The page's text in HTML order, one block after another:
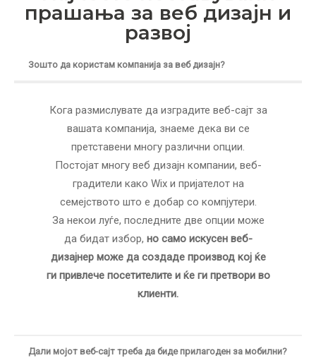
прашања за веб дизајн и
развој
Зошто да користам компанија за веб дизајн?
Кога размислувате да изградите веб-сајт за
вашата компанија, знаеме дека ви се
претставени многу различни опции.
Постојат многу веб дизајн компании, веб-
градители како Wix и пријателот на
семејството што е добар со компјутери.
За некои луѓе, последните две опции може
да бидат избор, но само искусен веб-
дизајнер може да создаде производ кој ќе
ги привлече посетителите и ќе ги претвори во
клиенти.
Дали мојот веб-сајт треба да биде прилагоден за мобилни?